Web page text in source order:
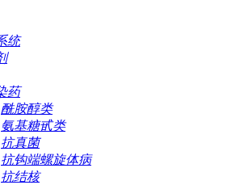
统
药
酰胺醇类
氨基糖甙类
抗真菌
抗钩端螺旋体病
抗结核